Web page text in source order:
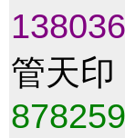
管天印